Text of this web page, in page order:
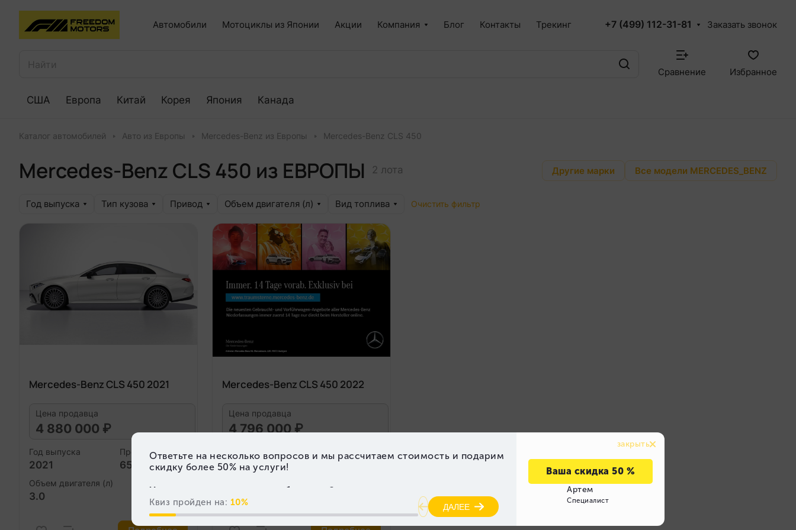
Автомобили Мотоциклы из Японии Акции Компания Блог Контакты Трекинг +7 (499) 112-31-81 Заказать звонок
Сравнение Избранное
США Европа Китай Корея Япония Канада
Каталог автомобилей Авто из Европы Mercedes-Benz из Европы Mercedes-Benz CLS 450
Mercedes-Benz CLS 450 из ЕВРОПЫ 2 лота Другие марки Все модели MERCEDES_BENZ
Год выпуска Тип кузова Привод Объем двигателя (л) Вид топлива Очистить фильтр
Mercedes-Benz CLS 450 2021
Цена продавца
4 880 000 ₽
Год выпуска
2021
Пробег (км)
65 887
Объем двигателя (л)
3.0
Mercedes-Benz CLS 450 2022
Цена продавца
4 796 000 ₽
2022 46 560
3.0